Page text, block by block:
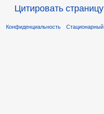
Цитировать страницу
Конфиденциальность Стационарный